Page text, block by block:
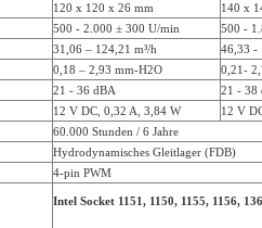
120 x 120 x 26 mm 140 x
500 - 2.000 ± 300 U/min 500 -
31,06 – 124,21 m³/h 46,33 -
0,18 – 2,93 mm-H2O 0,21-
21 - 36 dBA 21 - 38
12 V DC, 0,32 A, 3,84 W 12 V
60.000 Stunden / 6 Jahre
Hydrodynamisches Gleitlager (FDB)
4-pin PWM
Intel Socket 1151, 1150, 1155, 1156,